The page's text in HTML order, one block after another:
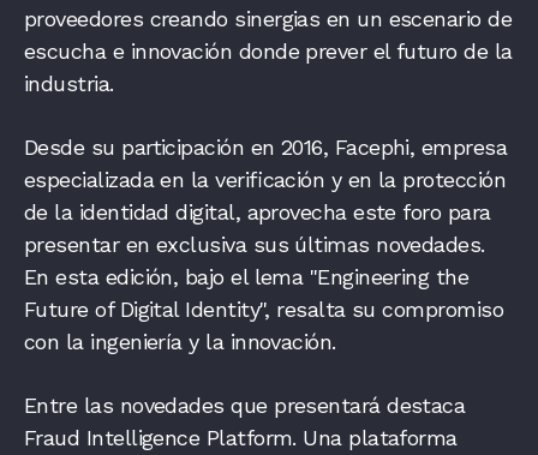
proveedores creando sinergias en un escenario de
escucha e innovación donde prever el futuro de la
industria.
Desde su participación en 2016, Facephi, empresa
especializada en la verificación y en la protección
de la identidad digital, aprovecha este foro para
presentar en exclusiva sus últimas novedades.
En esta edición, bajo el lema "Engineering the
Future of Digital Identity", resalta su compromiso
con la ingeniería y la innovación.
Entre las novedades que presentará destaca
Fraud Intelligence Platform. Una plataforma